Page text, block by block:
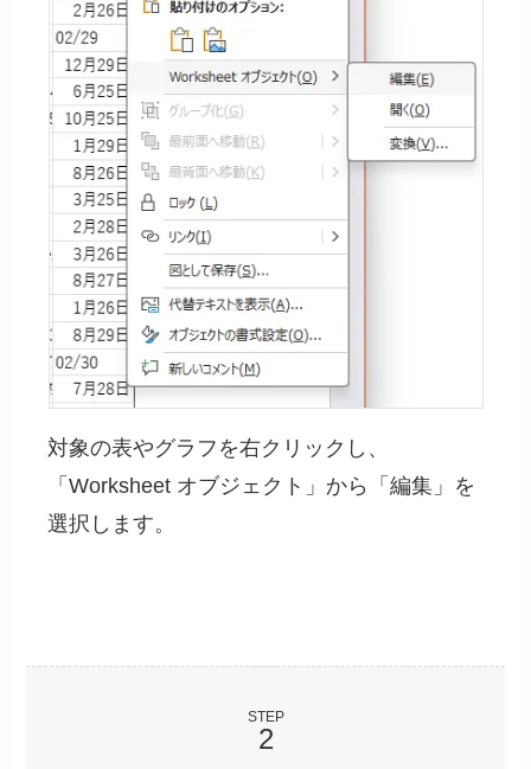
対象の表やグラフを右クリックし、
「Worksheet オブジェクト」から「編集」を
選択します。
STEP